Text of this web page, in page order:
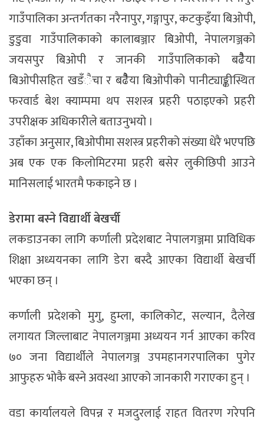
गाउँपालिका अन्तर्गतका नरैनापुर, गङ्गापुर, कटकुइँया बिओपी,
डुडुवा गाउँपालिकाको कालाबञ्जार बिओपी, नेपालगञ्जको
जयसपुर बिओपी र जानकी गाउँपालिकाको बढैैैैैया
बिओपीसहित खडँैचा र बढैैैैैया बिओपीको पानीट्याङ्कीस्थित
फरवार्ड बेश क्याम्पमा थप सशस्त्र प्रहरी पठाइएको प्रहरी
उपरीक्षक अधिकारीले बताउनुभयो ।
उहाँका अनुसार, बिओपीमा सशस्त्र प्रहरीको संख्या धेरै भएपछि
अब एक एक किलोमिटरमा प्रहरी बसेर लुकीछिपी आउने
मानिसलाई भारतमै फकाइने छ ।
डेरामा बस्ने विद्यार्थी बेखर्ची
लकडाउनका लागि कर्णाली प्रदेशबाट नेपालगञ्जमा प्राविधिक
शिक्षा अध्ययनका लागि डेरा बस्दै आएका विद्यार्थी बेखर्ची
भएका छन् ।
कर्णाली प्रदेशको मुगु, हुम्ला, कालिकोट, सल्यान, दैलेख
लगायत जिल्लाबाट नेपालगञ्जमा अध्ययन गर्न आएका करिव
७० जना विद्यार्थीले नेपालगञ्ज उपमहानगरपालिका पुगेर
आफुहरु भोकै बस्ने अवस्था आएको जानकारी गराएका हुन् ।
वडा कार्यालयले विपन्न र मजदुरलाई राहत वितरण गरेपनि